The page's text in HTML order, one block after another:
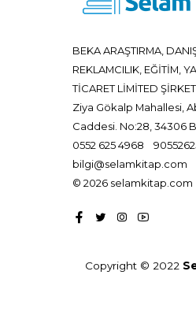
BEKA ARAŞTIRMA,
REKLAMCILIK, EĞİTİM,
TİCARET LİMİTED
Ziya Gökalp Mahallesi,
Caddesi. No:28, 34306
0552 625 4968
bilgi@selamkitap.com
© 2026 selamkitap.com
Copyright © 2022